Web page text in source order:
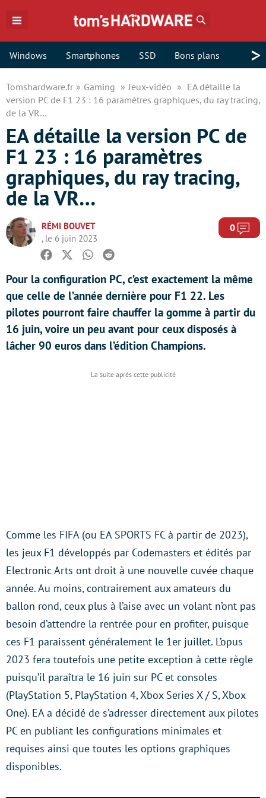
Windows Smartphones SSD Bons plans >
Tomshardware.fr Gaming Jeux-vidéo
EA détaille la
version PC de F1 23 : 16 paramètres graphiques, du ray tracing,
de la VR…
EA détaille la version PC de
F1 23 : 16 paramètres
graphiques, du ray tracing,
de la VR…
RÉMI BOUVET
, le 6 juin 2023
0
Facebook
TwitterWhatsapp
Reddit
Pour la configuration PC, c’est exactement la même
que celle de l’année dernière pour F1 22. Les
pilotes pourront faire chauffer la gomme à partir du
16 juin, voire un peu avant pour ceux disposés à
lâcher 90 euros dans l’édition Champions.
Comme les FIFA (ou EA SPORTS FC à partir de 2023),
les jeux F1 développés par Codemasters et édités par
Electronic Arts ont droit à une nouvelle cuvée chaque
année. Au moins, contrairement aux amateurs du
ballon rond, ceux plus à l’aise avec un volant n’ont pas
besoin d’attendre la rentrée pour en profiter, puisque
ces F1 paraissent généralement le 1er juillet. L’opus
2023 fera toutefois une petite exception à cette règle
puisqu’il paraîtra le 16 juin sur PC et consoles
(PlayStation 5, PlayStation 4, Xbox Series X / S, Xbox
One). EA a décidé de s’adresser directement aux pilotes
PC en publiant les configurations minimales et
requises ainsi que toutes les options graphiques
disponibles.